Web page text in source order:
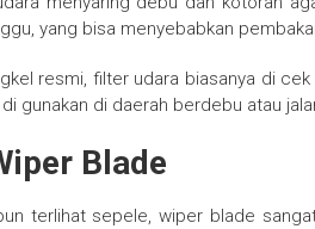
yang bisa menyebabkan
resmi, filter udara biasanya di
gunakan di daerah berdebu atau
Blade
terlihat sepele, wiper blade